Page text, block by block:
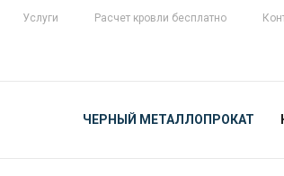
Услуги Расчет кровли бесплатно
ЧЕРНЫЙ МЕТАЛЛОПРОКАТ